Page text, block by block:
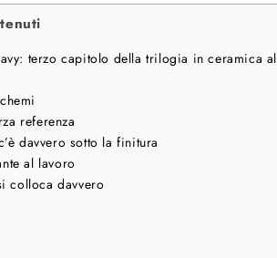
terzo capitolo della trilogia in ceramica al
referenza
davvero sotto la finitura
al lavoro
colloca davvero